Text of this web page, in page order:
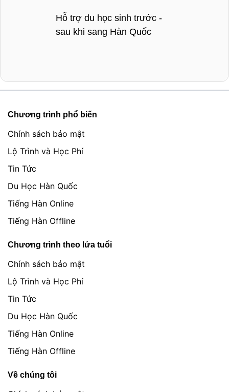
Hỗ trợ du học sinh trước -
sau khi sang Hàn Quốc
Chương trình phổ biến
Chính sách bảo mật
Lộ Trình và Học Phí
Tin Tức
Du Học Hàn Quốc
Tiếng Hàn Online
Tiếng Hàn Offline
Chương trình theo lứa tuổi
Chính sách bảo mật
Lộ Trình và Học Phí
Tin Tức
Du Học Hàn Quốc
Tiếng Hàn Online
Tiếng Hàn Offline
Về chúng tôi